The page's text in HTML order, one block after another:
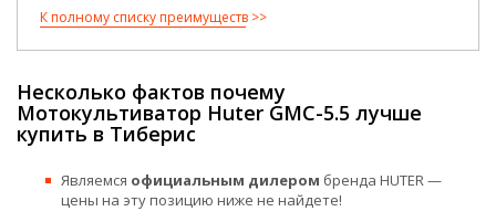
К полному списку преимуществ
Несколько фактов почему
Мотокультиватор Huter GMC-5.5 лучше
купить в Тиберис
Являемся официальным дилером бренда HUTER —
цены на эту позицию ниже не найдете!